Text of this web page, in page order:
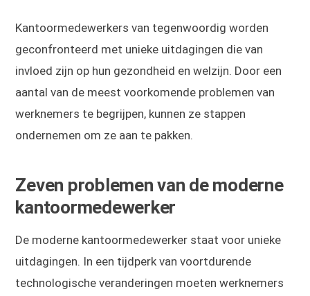
Kantoormedewerkers van tegenwoordig worden
geconfronteerd met unieke uitdagingen die van
invloed zijn op hun gezondheid en welzijn. Door een
aantal van de meest voorkomende problemen van
werknemers te begrijpen, kunnen ze stappen
ondernemen om ze aan te pakken.
Zeven problemen van de moderne
kantoormedewerker
De moderne kantoormedewerker staat voor unieke
uitdagingen. In een tijdperk van voortdurende
technologische veranderingen moeten werknemers